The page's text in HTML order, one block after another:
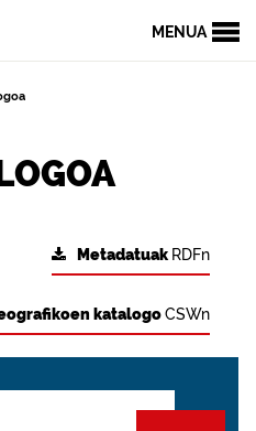
MENUA
Metadatuak RDFn
katalogoCSWn